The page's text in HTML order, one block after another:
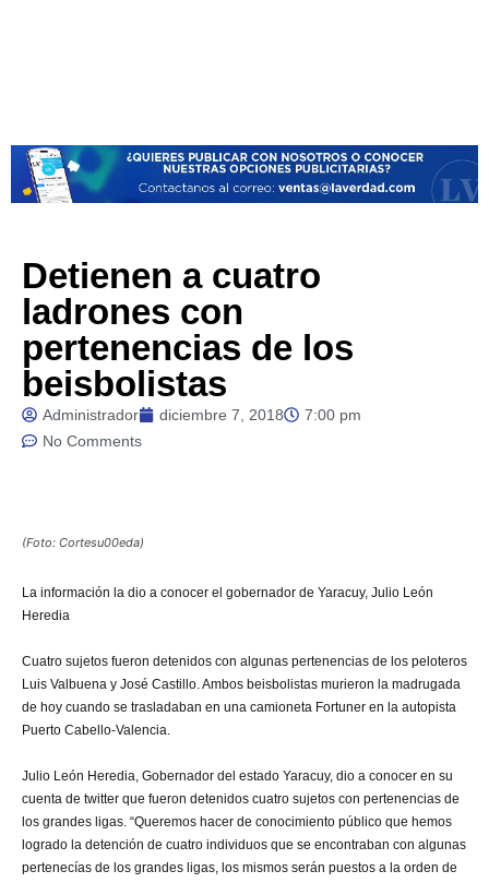
Detienen a cuatro
ladrones con
pertenencias de los
beisbolistas
Administrador diciembre 7, 2018
7:00 pm
No Comments
(Foto: Cortesu00eda)
La información la dio a conocer el gobernador de Yaracuy, Julio León
Heredia
Cuatro sujetos fueron detenidos con algunas pertenencias de los peloteros
Luis Valbuena y José Castillo. Ambos beisbolistas murieron la madrugada
de hoy cuando se trasladaban en una camioneta Fortuner en la autopista
Puerto Cabello-Valencia.
Julio León Heredia, Gobernador del estado Yaracuy, dio a conocer en su
cuenta de twitter que fueron detenidos cuatro sujetos con pertenencias de
los grandes ligas. “Queremos hacer de conocimiento público que hemos
logrado la detención de cuatro individuos que se encontraban con algunas
pertenecías de los grandes ligas, los mismos serán puestos a la orden de